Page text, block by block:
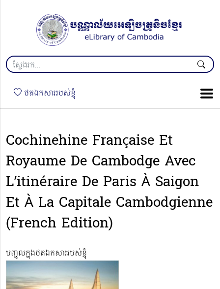
ថតឯកសាររបស់ខ្ញុំ
Cochinehine Française Et
Royaume De Cambodge Avec
L’itinéraire De Paris À Saigon
Et À La Capitale Cambodgienne
(French Edition)
បញ្ចូលក្នុងថតឯកសាររបស់ខ្ញុំ